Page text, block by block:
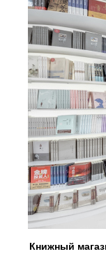
Книжный